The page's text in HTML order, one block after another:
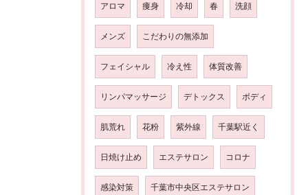
アロマ 痩身 冷却 春 洗顔
メンズ こだわりの無添加
フェイシャル 冷え性 体質改善
リンパマッサージ デトックス ボディ
肌荒れ 花粉 紫外線 千葉駅近く
日焼け止め エステサロン コロナ
感染対策 千葉市中央区エステサロン